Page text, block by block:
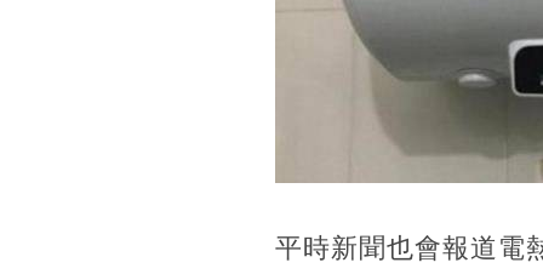
平時新聞也會報道電